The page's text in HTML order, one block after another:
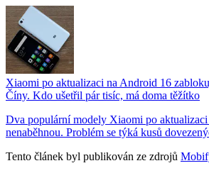
Xiaomi po aktualizaci na Android 16
Číny. Kdo ušetřil pár tisíc, má doma těžítko
Dva populární modely Xiaomi po
nenaběhnou. Problém se týká kusů
Tento článek byl publikován ze zdrojů